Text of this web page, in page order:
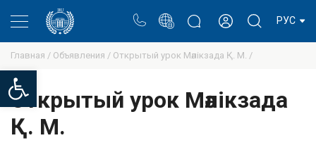
Open toolbar
РУС
Главная / Объявления / Открытый урок Мәлікзада Қ. М. /
Открытый урок Мәлікзада
Қ. М.